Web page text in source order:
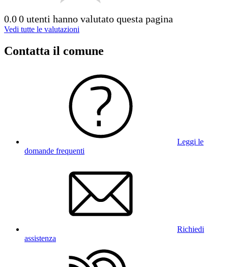
0.00 utenti hanno valutato questa pagina
Vedi tutte le valutazioni
Contatta il comune
Leggi le
domande frequenti
Richiedi
assistenza